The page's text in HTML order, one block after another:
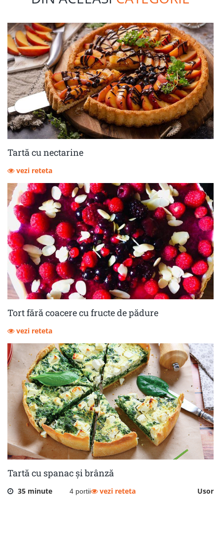
Tartă cu nectarine
vezi reteta
Tort fără coacere cu fructe de pădure
vezi reteta
Tartă cu spanac și brânză
35 minute 4 portii Usor
vezi reteta